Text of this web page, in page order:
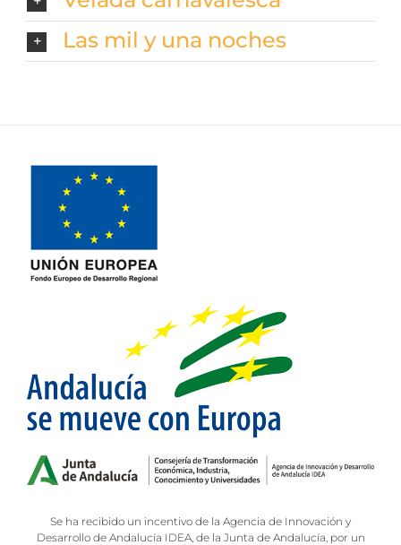
Las mil y una noches
Se ha recibido un incentivo de la Agencia de Innovación y
Desarrollo de Andalucía IDEA, de la Junta de Andalucía, por un